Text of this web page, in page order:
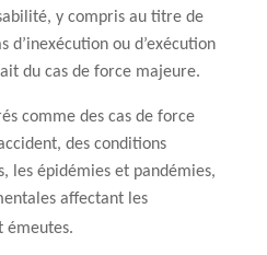
y compris au titre de
d’inexécution ou d’exécution
du cas de force majeure.
comme des cas de force
des conditions
les épidémies et pandémies,
affectant les
émeutes.